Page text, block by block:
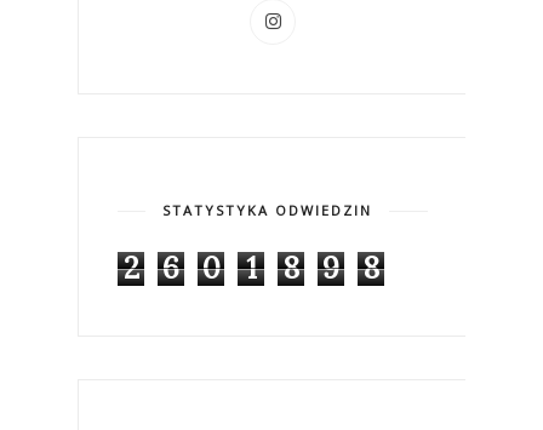
STATYSTYKA ODWIEDZIN
2 6 0 1 8 9 8